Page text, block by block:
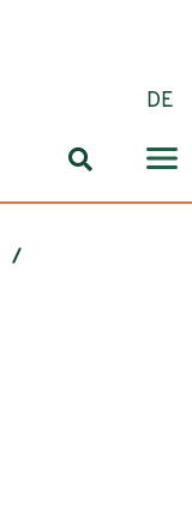
DE
Search